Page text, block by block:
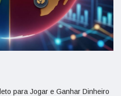
para Jogar e Ganhar Dinheiro